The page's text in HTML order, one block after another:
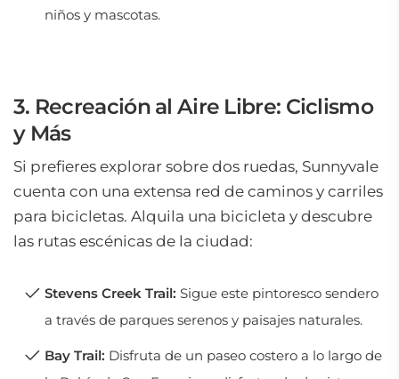
niños y mascotas.
3. Recreación al Aire Libre: Ciclismo
y Más
Si prefieres explorar sobre dos ruedas, Sunnyvale
cuenta con una extensa red de caminos y carriles
para bicicletas. Alquila una bicicleta y descubre
las rutas escénicas de la ciudad:
Stevens Creek Trail: Sigue este pintoresco sendero
a través de parques serenos y paisajes naturales.
Bay Trail: Disfruta de un paseo costero a lo largo de